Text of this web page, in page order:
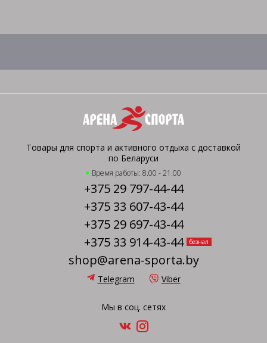
Товары для спорта и активного отдыха с доставкой
по Беларуси
Время работы: 8.00 - 21.00
+375 29 797-44-44
+375 33 607-43-44
+375 29 697-43-44
+375 33 914-43-44
безнал
shop@arena-sporta.by
Telegram Viber
Мы в соц. сетях